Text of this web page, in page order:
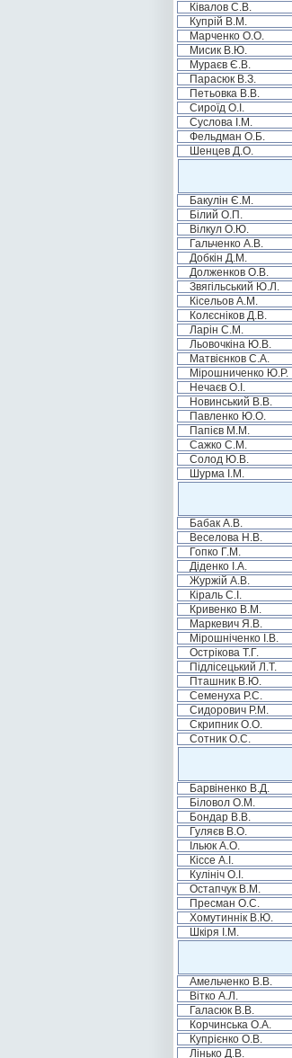
Ківалов С.В.
Купрій В.М.
Марченко О.О.
Мисик В.Ю.
Мураєв Є.В.
Парасюк В.З.
Петьовка В.В.
Сироїд О.І.
Суслова І.М.
Фельдман О.Б.
Шенцев Д.О.
Бакулін Є.М.
Білий О.П.
Вілкул О.Ю.
Гальченко А.В.
Добкін Д.М.
Долженков О.В.
Звягільський Ю.Л.
Кісельов А.М.
Колєсніков Д.В.
Ларін С.М.
Льовочкіна Ю.В.
Матвієнков С.А.
Мірошниченко Ю.Р.
Нечаєв О.І.
Новинський В.В.
Павленко Ю.О.
Папієв М.М.
Сажко С.М.
Солод Ю.В.
Шурма І.М.
Бабак А.В.
Веселова Н.В.
Гопко Г.М.
Діденко І.А.
Журжій А.В.
Кіраль С.І.
Кривенко В.М.
Маркевич Я.В.
Мірошніченко І.В.
Острікова Т.Г.
Підлісецький Л.Т.
Пташник В.Ю.
Семенуха Р.С.
Сидорович Р.М.
Скрипник О.О.
Сотник О.С.
Барвіненко В.Д.
Біловол О.М.
Бондар В.В.
Гуляєв В.О.
Ільюк А.О.
Кіссе А.І.
Кулініч О.І.
Остапчук В.М.
Пресман О.С.
Хомутиннік В.Ю.
Шкіря І.М.
Амельченко В.В.
Вітко А.Л.
Галасюк В.В.
Корчинська О.А.
Купрієнко О.В.
Лінько Д.В.